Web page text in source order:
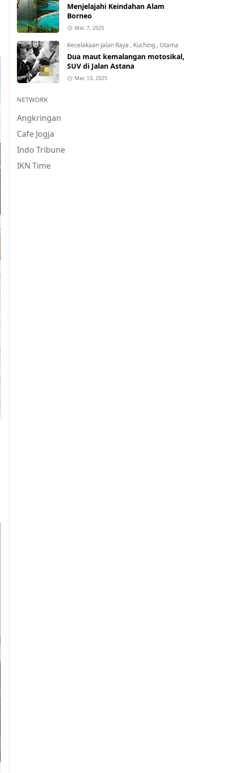
Menjelajahi Keindahan Alam
Borneo
Mac 7, 2025
Kecelakaan Jalan Raya , Kuching , Utama
Dua maut kemalangan motosikal,
SUV di Jalan Astana
Mac 13, 2025
NETWORK
Angkringan
Cafe Jogja
Indo Tribune
IKN Time